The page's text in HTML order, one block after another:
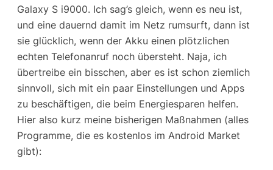
Galaxy S i9000. Ich sag’s gleich, wenn es neu ist,
und eine dauernd damit im Netz rumsurft, dann ist
sie glücklich, wenn der Akku einen plötzlichen
echten Telefonanruf noch übersteht. Naja, ich
übertreibe ein bisschen, aber es ist schon ziemlich
sinnvoll, sich mit ein paar Einstellungen und Apps
zu beschäftigen, die beim Energiesparen helfen.
Hier also kurz meine bisherigen Maßnahmen (alles
Programme, die es kostenlos im Android Market
gibt):